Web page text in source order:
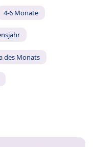
4-6 Monate
des Monats